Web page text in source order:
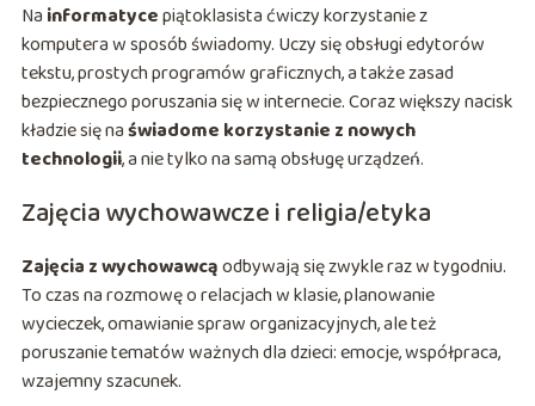
Na informatycepiątoklasista ćwiczy korzystanie z
komputera w sposób świadomy. Uczy się obsługi edytorów
tekstu, prostych programów graficznych, a także zasad
bezpiecznego poruszania się w internecie. Coraz większy nacisk
kładzie się naświadome korzystanie z nowych
technologii, a nie tylko na samą obsługę urządzeń.
Zajęcia wychowawcze i religia/etyka
Zajęcia z wychowawcąodbywają się zwykle raz w tygodniu.
To czas na rozmowę o relacjach w klasie, planowanie
wycieczek, omawianie spraw organizacyjnych, ale też
poruszanie tematów ważnych dla dzieci: emocje, współpraca,
wzajemny szacunek.